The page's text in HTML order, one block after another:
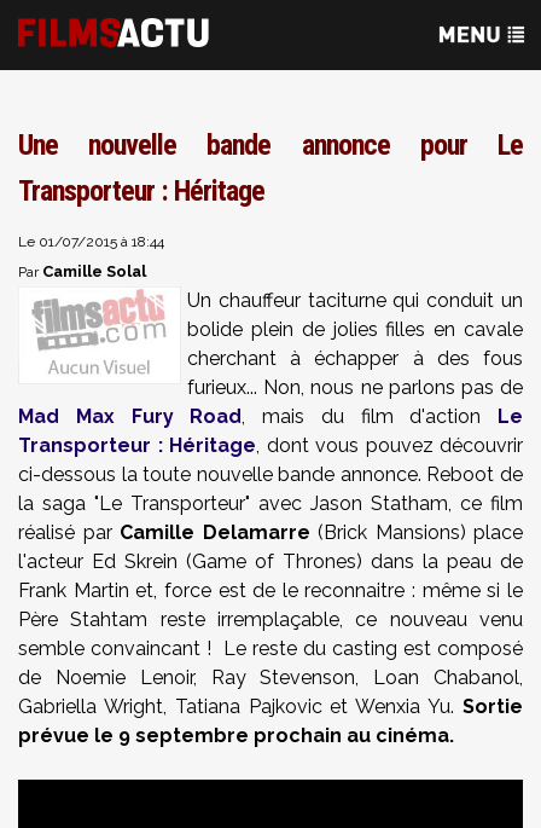
Une nouvelle bande annonce pour Le
Transporteur : Héritage
Le 01/07/2015 à 18:44
Par Camille Solal
Un chauffeur taciturne qui conduit un
bolide plein de jolies filles en cavale
cherchant à échapper à des fous
furieux... Non, nous ne parlons pas de
Mad Max Fury Road, mais du film d'action Le
Transporteur : Héritage, dont vous pouvez découvrir
ci-dessous la toute nouvelle bande annonce. Reboot de
la saga "Le Transporteur" avec Jason Statham, ce film
réalisé par Camille Delamarre (Brick Mansions) place
l'acteur Ed Skrein (Game of Thrones) dans la peau de
Frank Martin et, force est de le reconnaitre : même si le
Père Stahtam reste irremplaçable, ce nouveau venu
semble convaincant ! Le reste du casting est composé
de Noemie Lenoir, Ray Stevenson, Loan Chabanol,
Gabriella Wright, Tatiana Pajkovic et Wenxia Yu. Sortie
prévue le 9 septembre prochain au cinéma.